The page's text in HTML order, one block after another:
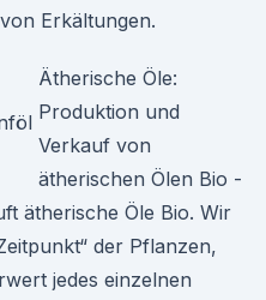
Erkältungen.
Ätherische Öle:
Produktion und
Verkauf von
ätherischen Ölen Bio -
ätherische Öle Bio. Wir
der Pflanzen,
jedes einzelnen